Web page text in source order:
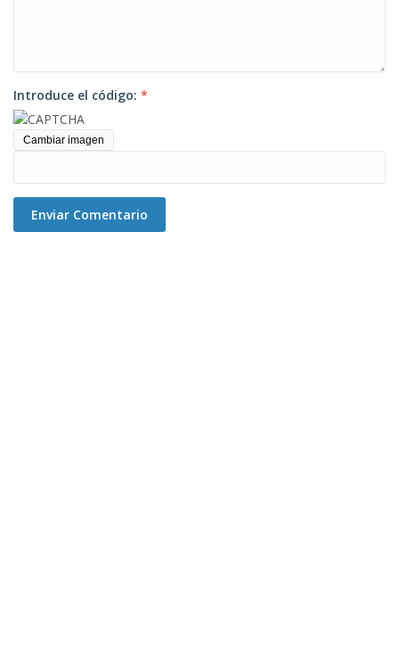
Introduce el código: *
Cambiar imagen
Enviar Comentario